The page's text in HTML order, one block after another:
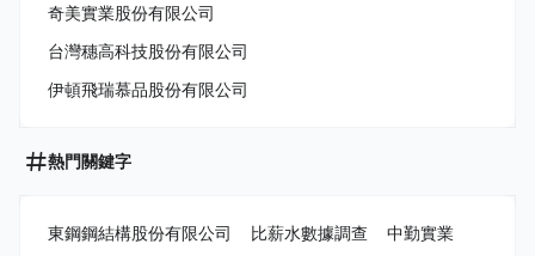
奇美實業股份有限公司
台灣穗高科技股份有限公司
伊頓飛瑞慕品股份有限公司
熱門關鍵字
東鋼鋼結構股份有限公司 比薪水數據調查
中勤實業